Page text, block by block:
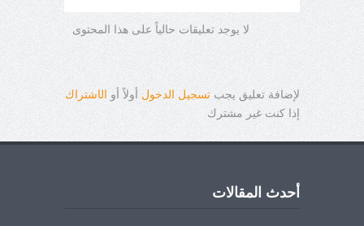
لا يوجد تعليقات حالياً على هذا المحتوى
لإضافة تعليق يجبتسجيل الدخول أولاً أو الاشتراك
إذا كنت غير مشترك
أحدث المقالات